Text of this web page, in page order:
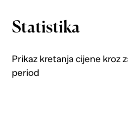
Statistika
Prikaz kretanja cijene kroz
period